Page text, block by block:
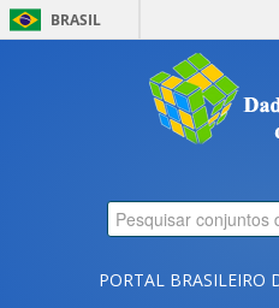
BRASIL
PORTAL BRASILEIRO